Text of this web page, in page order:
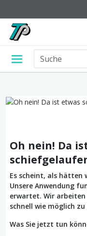
Oh nein! Da
Es scheint, als hätten
Unsere Anwendung
erwartet. Wir arbeiten
schnell wie möglich zu
Was Sie jetzt tun